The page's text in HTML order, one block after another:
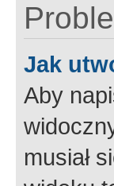
Jak
Aby
musiał